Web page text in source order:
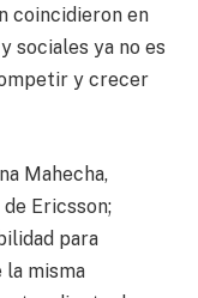
coincidieron en
sociales ya no es
y crecer
Mahecha,
Ericsson;
para
la misma